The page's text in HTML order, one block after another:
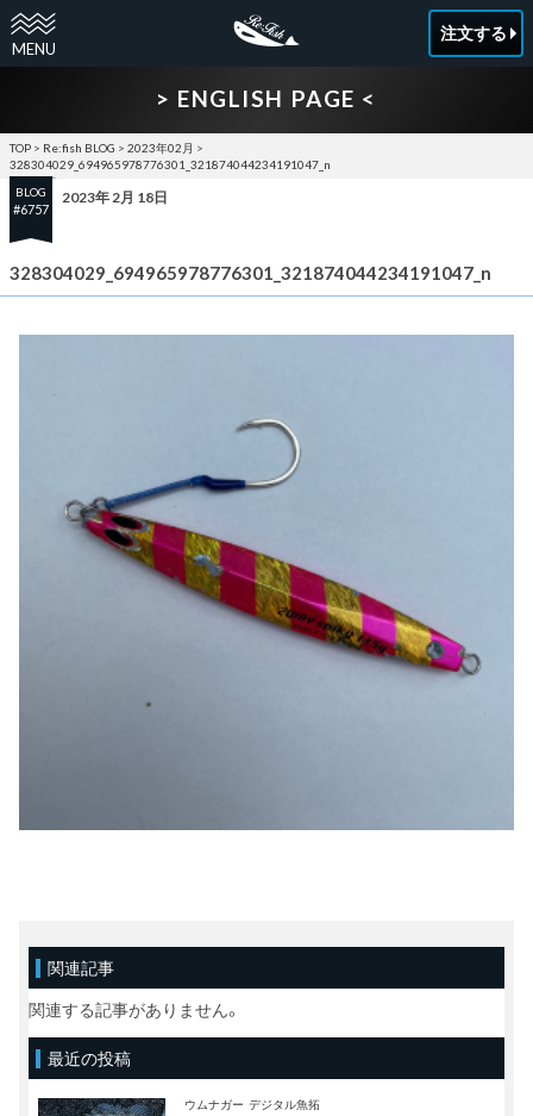
注文する
> ENGLISH PAGE <
TOP > Re:fish BLOG > 2023年02月 >
328304029_694965978776301_321874044234191047_n
BLOG
#6757
2023年 2月 18日
328304029_694965978776301_321874044234191047_n
関連記事
関連する記事がありません。
最近の投稿
ウムナガー デジタル魚拓